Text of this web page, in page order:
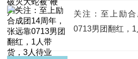
关注：至上励
0713男团翻红，